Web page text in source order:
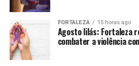
FORTALEZA 15 horas ago
Agosto lilás: Fortaleza
combater a violência